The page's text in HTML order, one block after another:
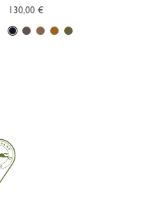
130,00 €